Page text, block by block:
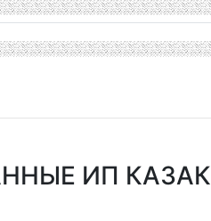
ИП КАЗАК